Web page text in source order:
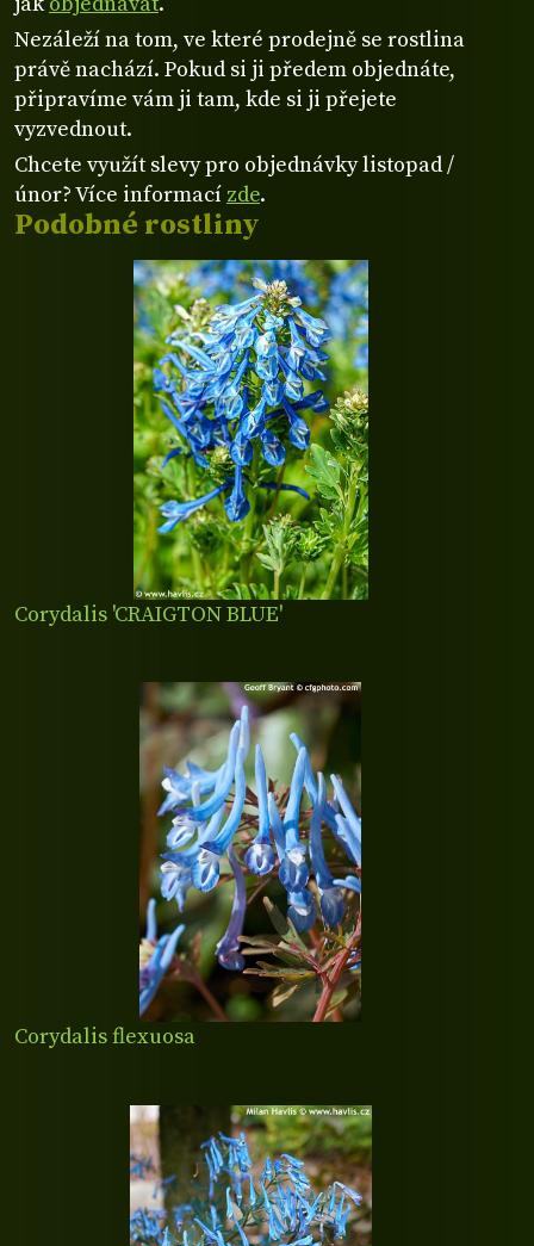
Podobné rostliny
Corydalis 'CRAIGTON BLUE'
Corydalis flexuosa
Nezáleží na tom, ve které prodejně se rostlina
právě nachází. Pokud si ji předem objednáte,
připravíme vám ji tam, kde si ji přejete
vyzvednout.
Chcete využít slevy pro objednávky listopad /
únor? Více informací zde.